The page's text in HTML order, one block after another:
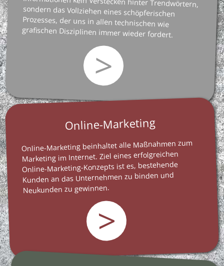
grafischen Disziplinen immer wieder fordert.
>
Online-Marketing
Online-Marketing beinhaltet alle Maßnahmen zum
Marketing im Internet. Ziel eines erfolgreichen
Online-Marketing-Konzepts ist es, bestehende
Kunden an das Unternehmen zu binden und
Neukunden zu gewinnen.
>